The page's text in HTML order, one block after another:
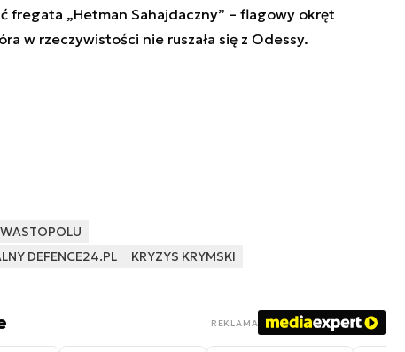
fregata „Hetman Sahajdaczny” – flagowy okręt
w rzeczywistości nie ruszała się z Odessy.
DEFENCE24.PL
KRYZYS KRYMSKI
REKLAMA